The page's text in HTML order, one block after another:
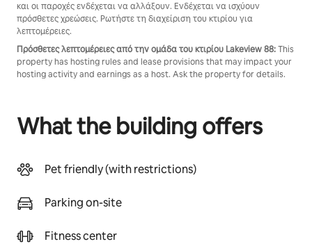
και οι παροχές ενδέχεται να αλλάξουν. Ενδέχεται να ισχύουν
πρόσθετες χρεώσεις. Ρωτήστε τη διαχείριση του κτιρίου για
λεπτομέρειες.
Πρόσθετες λεπτομέρειες από την ομάδα του κτιρίου Lakeview 88:This
property has hosting rules and lease provisions that may impact your
hosting activity and earnings as a host. Ask the property for details.
What the building offers
Pet friendly (with restrictions)
Parking on-site
Fitness center